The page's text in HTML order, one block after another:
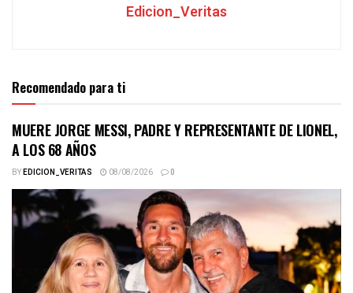
Edicion_Veritas
Recomendado para ti
MUERE JORGE MESSI, PADRE Y REPRESENTANTE DE LIONEL,
A LOS 68 AÑOS
BYEDICION_VERITAS 08/08/2026 0